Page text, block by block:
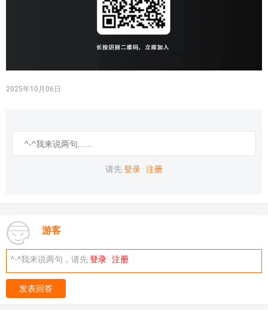
2025年10月06日
请先登录 · 注册
游客
^-^我来说两句，请先登录 · 注册
发表回答